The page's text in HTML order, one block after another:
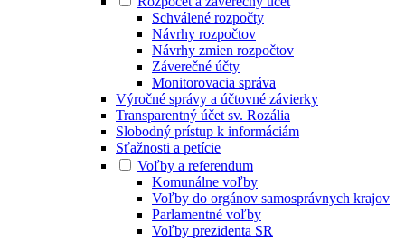
Schválené rozpočty
Návrhy rozpočtov
Návrhy zmien rozpočtov
Záverečné účty
Monitorovacia správa
Výročné správy a účtovné závierky
Transparentný účet sv. Rozália
Slobodný prístup k informáciám
Sťažnosti a petície
Voľby a referendum
Komunálne voľby
Voľby do orgánov samosprávnych krajov
Parlamentné voľby
Voľby prezidenta SR